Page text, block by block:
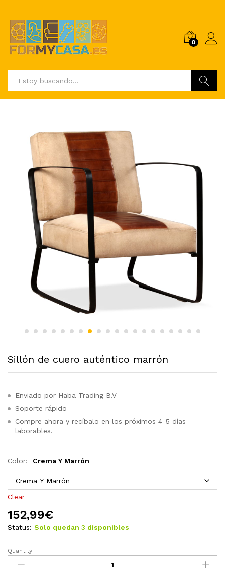
0
Sillón de cuero auténtico marrón
Enviado por Haba Trading B.V
Soporte rápido
Compre ahora y recíbalo en los próximos 4-5 días
laborables.
Color: Crema Y Marrón
Clear
152,99€
Status: Solo quedan 3 disponibles
Sillón
Quantity: